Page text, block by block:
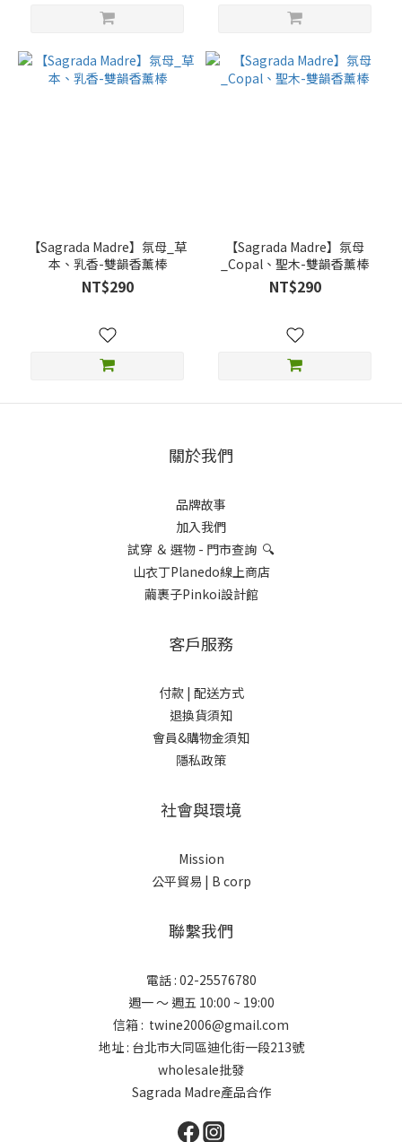
【Sagrada Madre】氛母_草
本、乳香-雙韻香薰棒
NT$290
【Sagrada Madre】氛母
_Copal、聖木-雙韻香薰棒
NT$290
關於我們
品牌故事
加入我們
試穿 ＆ 選物 - 門市查詢 🔍
山衣丁Planedo線上商店
繭裹子Pinkoi設計館
客戶服務
付款 | 配送方式
退換貨須知
會員&購物金須知
隱私政策
社會與環境
Mission
公平貿易 | B corp
聯繫我們
電話 : 02-25576780
週一 ～ 週五 10:00 ~ 19:00
信箱 : twine2006@gmail.com
地址 : 台北市大同區迪化街一段213號
wholesale批發
Sagrada Madre產品合作